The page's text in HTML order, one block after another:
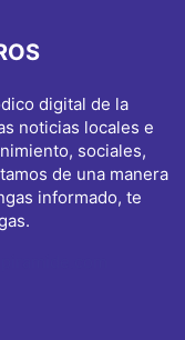
digital de la
noticias locales e
sociales,
de una manera
informado, te